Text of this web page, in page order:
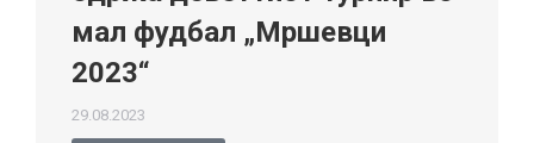
мал фудбал „Мршевци
2023“
29.08.2023